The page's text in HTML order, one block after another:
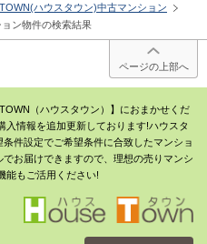
ハウスタウン)中古マンション
ン物件の検索結果
ページの上部へ
（ハウスタウン）】におまかせくだ
入情報を追加更新しております!ハウスタ
件設定でご希望条件に合致したマンショ
お届けできますので、理想の売りマンシ
能もご活用ください!